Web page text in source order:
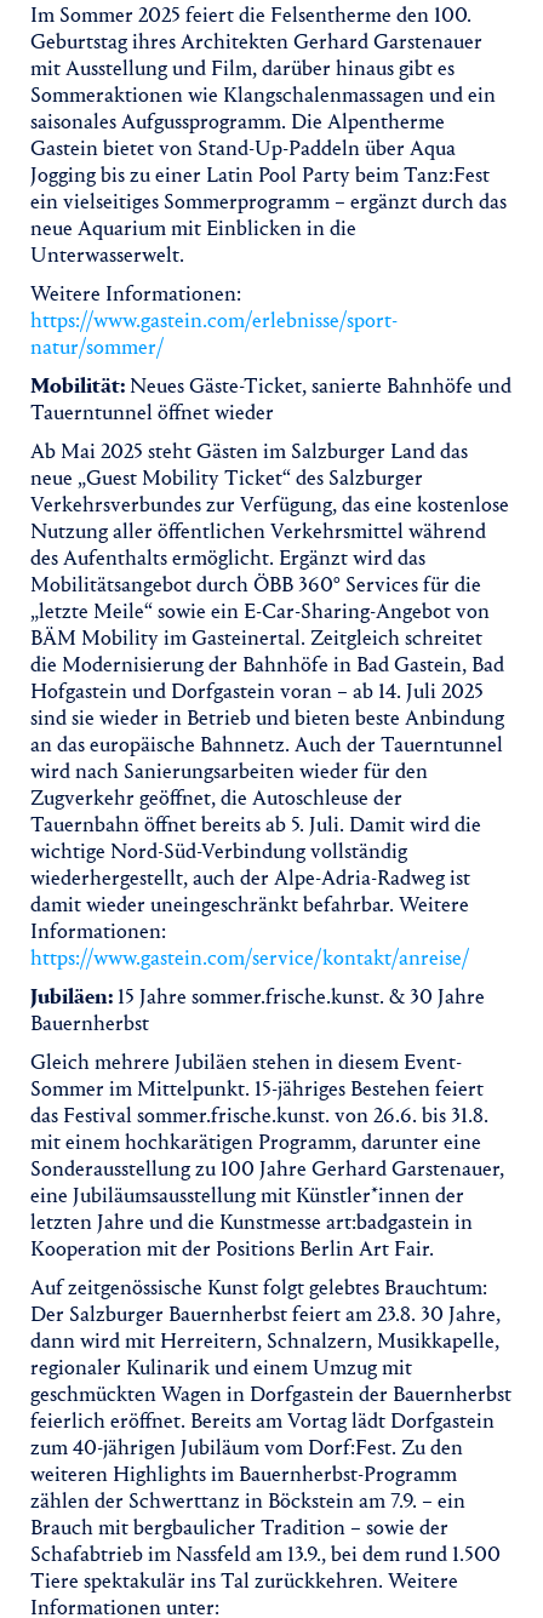
Im Sommer 2025 feiert die Felsentherme den 100.
Geburtstag ihres Architekten Gerhard Garstenauer
mit Ausstellung und Film, darüber hinaus gibt es
Sommeraktionen wie Klangschalenmassagen und ein
saisonales Aufgussprogramm. Die Alpentherme
Gastein bietet von Stand-Up-Paddeln über Aqua
Jogging bis zu einer Latin Pool Party beim Tanz:Fest
ein vielseitiges Sommerprogramm – ergänzt durch das
neue Aquarium mit Einblicken in die
Unterwasserwelt.
Weitere Informationen:
https://www.gastein.com/erlebnisse/sport-
natur/sommer/
Mobilität: Neues Gäste-Ticket, sanierte Bahnhöfe und
Tauerntunnel öffnet wieder
Ab Mai 2025 steht Gästen im Salzburger Land das
neue „Guest Mobility Ticket“ des Salzburger
Verkehrsverbundes zur Verfügung, das eine kostenlose
Nutzung aller öffentlichen Verkehrsmittel während
des Aufenthalts ermöglicht. Ergänzt wird das
Mobilitätsangebot durch ÖBB 360° Services für die
„letzte Meile“ sowie ein E-Car-Sharing-Angebot von
BÄM Mobility im Gasteinertal. Zeitgleich schreitet
die Modernisierung der Bahnhöfe in Bad Gastein, Bad
Hofgastein und Dorfgastein voran – ab 14. Juli 2025
sind sie wieder in Betrieb und bieten beste Anbindung
an das europäische Bahnnetz. Auch der Tauerntunnel
wird nach Sanierungsarbeiten wieder für den
Zugverkehr geöffnet, die Autoschleuse der
Tauernbahn öffnet bereits ab 5. Juli. Damit wird die
wichtige Nord-Süd-Verbindung vollständig
wiederhergestellt, auch der Alpe-Adria-Radweg ist
damit wieder uneingeschränkt befahrbar. Weitere
Informationen:
https://www.gastein.com/service/kontakt/anreise/
Jubiläen: 15 Jahre sommer.frische.kunst. & 30 Jahre
Bauernherbst
Gleich mehrere Jubiläen stehen in diesem Event-
Sommer im Mittelpunkt. 15-jähriges Bestehen feiert
das Festival sommer.frische.kunst. von 26.6. bis 31.8.
mit einem hochkarätigen Programm, darunter eine
Sonderausstellung zu 100 Jahre Gerhard Garstenauer,
eine Jubiläumsausstellung mit Künstler*innen der
letzten Jahre und die Kunstmesse art:badgastein in
Kooperation mit der Positions Berlin Art Fair.
Auf zeitgenössische Kunst folgt gelebtes Brauchtum:
Der Salzburger Bauernherbst feiert am 23.8. 30 Jahre,
dann wird mit Herreitern, Schnalzern, Musikkapelle,
regionaler Kulinarik und einem Umzug mit
geschmückten Wagen in Dorfgastein der Bauernherbst
feierlich eröffnet. Bereits am Vortag lädt Dorfgastein
zum 40-jährigen Jubiläum vom Dorf:Fest. Zu den
weiteren Highlights im Bauernherbst-Programm
zählen der Schwerttanz in Böckstein am 7.9. – ein
Brauch mit bergbaulicher Tradition – sowie der
Schafabtrieb im Nassfeld am 13.9., bei dem rund 1.500
Tiere spektakulär ins Tal zurückkehren. Weitere
Informationen unter: